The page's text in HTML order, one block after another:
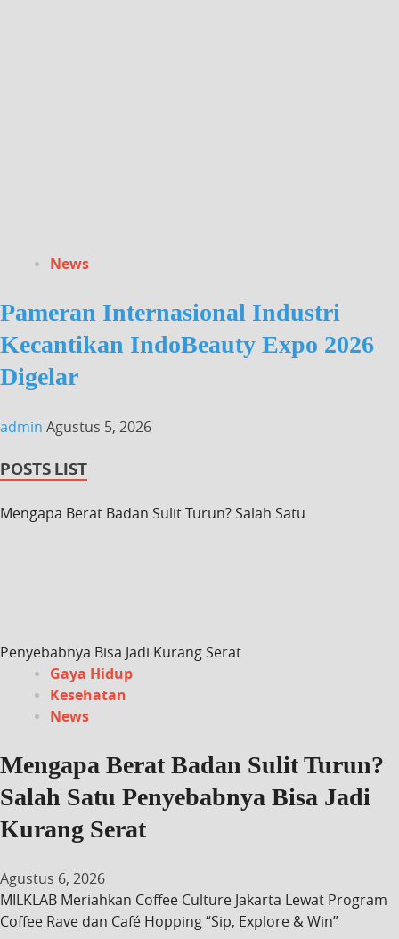
News
Pameran Internasional Industri
Kecantikan IndoBeauty Expo 2026
Digelar
admin Agustus 5, 2026
POSTS LIST
Mengapa Berat Badan Sulit Turun? Salah Satu
Penyebabnya Bisa Jadi Kurang Serat
Gaya Hidup
Kesehatan
News
Mengapa Berat Badan Sulit Turun?
Salah Satu Penyebabnya Bisa Jadi
Kurang Serat
Agustus 6, 2026
MILKLAB Meriahkan Coffee Culture Jakarta Lewat Program
Coffee Rave dan Café Hopping “Sip, Explore & Win”